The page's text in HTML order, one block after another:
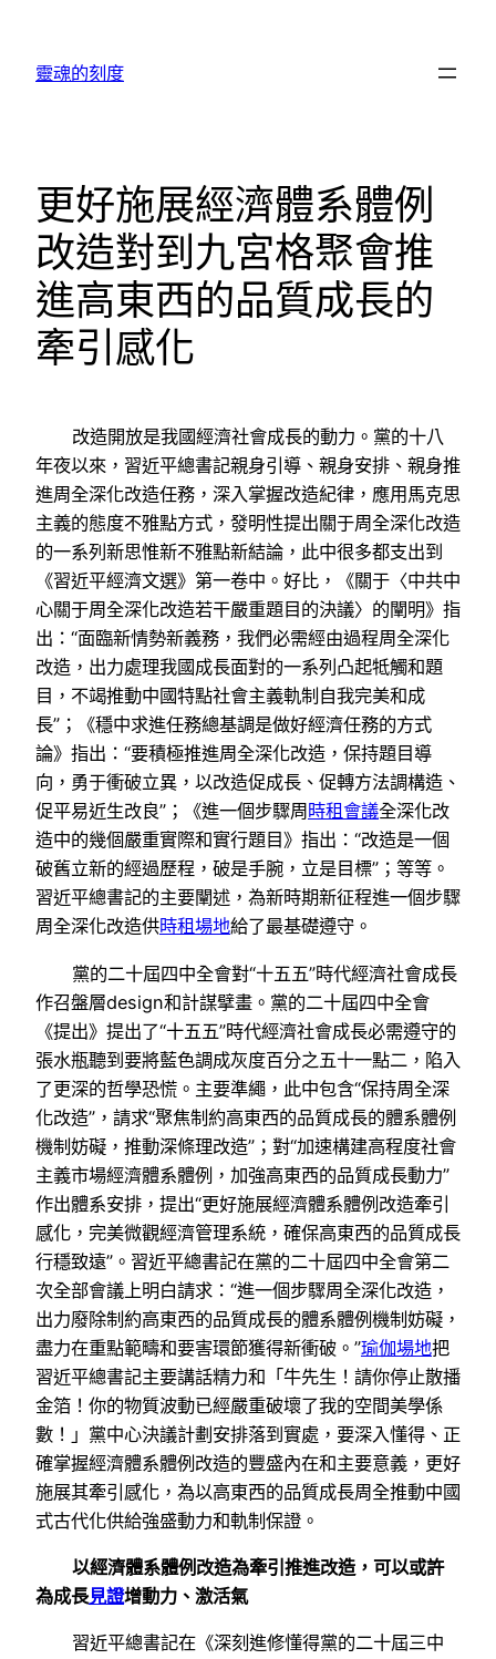
靈魂的刻度
更好施展經濟體系體例
改造對到九宮格聚會推
進高東西的品質成長的
牽引感化
改造開放是我國經濟社會成長的動力。黨的十八
年夜以來，習近平總書記親身引導、親身安排、親身推
進周全深化改造任務，深入掌握改造紀律，應用馬克思
主義的態度不雅點方式，發明性提出關于周全深化改造
的一系列新思惟新不雅點新結論，此中很多都支出到
《習近平經濟文選》第一卷中。好比，《關于〈中共中
心關于周全深化改造若干嚴重題目的決議〉的闡明》指
出：“面臨新情勢新義務，我們必需經由過程周全深化
改造，出力處理我國成長面對的一系列凸起牴觸和題
目，不竭推動中國特點社會主義軌制自我完美和成
長”；《穩中求進任務總基調是做好經濟任務的方式
論》指出：“要積極推進周全深化改造，保持題目導
向，勇于衝破立異，以改造促成長、促轉方法調構造、
促平易近生改良”；《進一個步驟周 時租會議全深化改
造中的幾個嚴重實際和實行題目》指出：“改造是一個
破舊立新的經過歷程，破是手腕，立是目標”；等等。
習近平總書記的主要闡述，為新時期新征程進一個步驟
周全深化改造供時租場地給了最基礎遵守。
黨的二十屆四中全會對“十五五”時代經濟社會成長
作召盤層design和計謀擘畫。黨的二十屆四中全會
《提出》提出了“十五五”時代經濟社會成長必需遵守的
張水瓶聽到要將藍色調成灰度百分之五十一點二，陷入
了更深的哲學恐慌。主要準繩，此中包含“保持周全深
化改造”，請求“聚焦制約高東西的品質成長的體系體例
機制妨礙，推動深條理改造”；對“加速構建高程度社會
主義市場經濟體系體例，加強高東西的品質成長動力”
作出體系安排，提出“更好施展經濟體系體例改造牽引
感化，完美微觀經濟管理系統，確保高東西的品質成長
行穩致遠”。習近平總書記在黨的二十屆四中全會第二
次全部會議上明白請求：“進一個步驟周全深化改造，
出力廢除制約高東西的品質成長的體系體例機制妨礙，
盡力在重點範疇和要害環節獲得新衝破。”瑜伽場地把
習近平總書記主要講話精力和「牛先生！請你停止散播
金箔！你的物質波動已經嚴重破壞了我的空間美學係
數！」黨中心決議計劃安排落到實處，要深入懂得、正
確掌握經濟體系體例改造的豐盛內在和主要意義，更好
施展其牽引感化，為以高東西的品質成長周全推動中國
式古代化供給強盛動力和軌制保證。
以經濟體系體例改造為牽引推進改造，可以或許
為成長見證增動力、激活氣
習近平總書記在《深刻進修懂得黨的二十屆三中